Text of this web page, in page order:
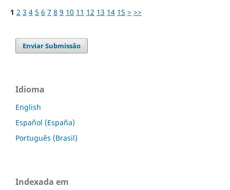
1 2 3 4 5 6 7 8 9 10 11 12 13 14 15 > >>
Enviar Submissão
Idioma
English
Español (España)
Português (Brasil)
Indexada em